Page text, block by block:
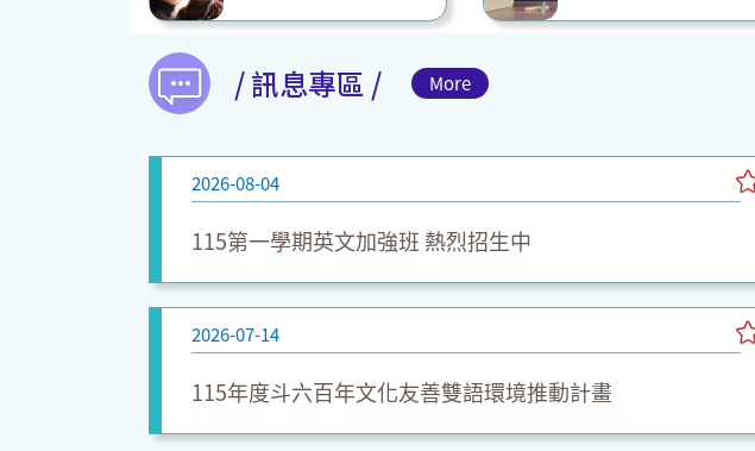
/ 訊息專區 / More
2026-08-04
115第一學期英文加強班 熱烈招生中
2026-07-14
115年度斗六百年文化友善雙語環境推動計畫